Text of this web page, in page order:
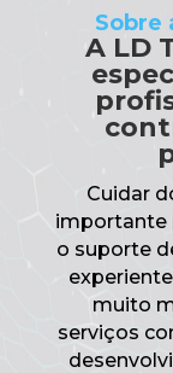
Sobre
A LD
Cuidar
importante
o suporte
muito
serviços